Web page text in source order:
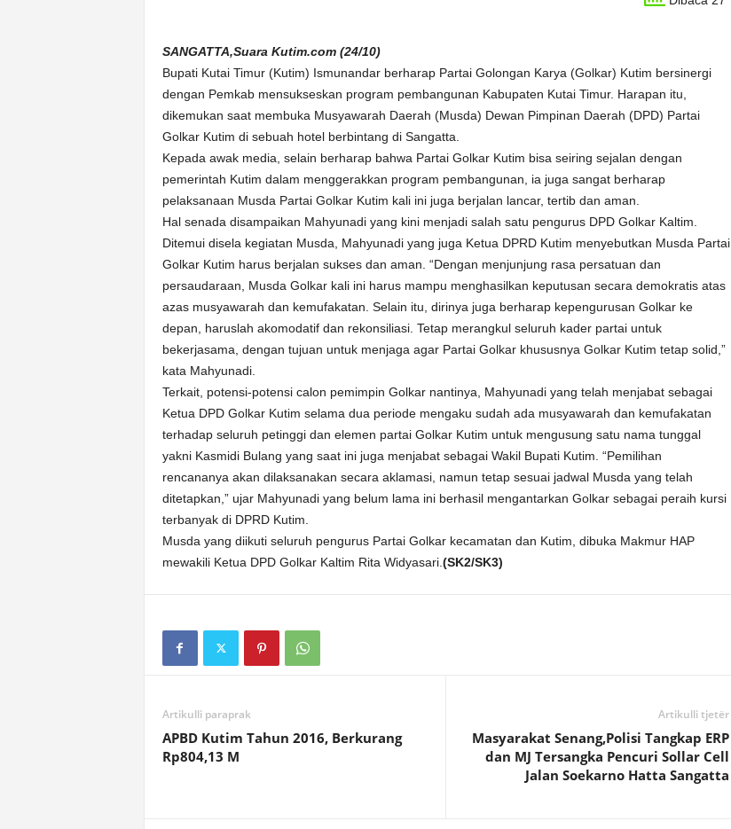
SANGATTA,Suara Kutim.com (24/10)
Bupati Kutai Timur (Kutim) Ismunandar berharap Partai Golongan Karya (Golkar) Kutim bersinergi
dengan Pemkab mensukseskan program pembangunan Kabupaten Kutai Timur. Harapan itu,
dikemukan saat membuka Musyawarah Daerah (Musda) Dewan Pimpinan Daerah (DPD) Partai
Golkar Kutim di sebuah hotel berbintang di Sangatta.
Kepada awak media, selain berharap bahwa Partai Golkar Kutim bisa seiring sejalan dengan
pemerintah Kutim dalam menggerakkan program pembangunan, ia juga sangat berharap
pelaksanaan Musda Partai Golkar Kutim kali ini juga berjalan lancar, tertib dan aman.
Hal senada disampaikan Mahyunadi yang kini menjadi salah satu pengurus DPD Golkar Kaltim.
Ditemui disela kegiatan Musda, Mahyunadi yang juga Ketua DPRD Kutim menyebutkan Musda Partai
Golkar Kutim harus berjalan sukses dan aman. “Dengan menjunjung rasa persatuan dan
persaudaraan, Musda Golkar kali ini harus mampu menghasilkan keputusan secara demokratis atas
azas musyawarah dan kemufakatan. Selain itu, dirinya juga berharap kepengurusan Golkar ke
depan, haruslah akomodatif dan rekonsiliasi. Tetap merangkul seluruh kader partai untuk
bekerjasama, dengan tujuan untuk menjaga agar Partai Golkar khususnya Golkar Kutim tetap solid,”
kata Mahyunadi.
Terkait, potensi-potensi calon pemimpin Golkar nantinya, Mahyunadi yang telah menjabat sebagai
Ketua DPD Golkar Kutim selama dua periode mengaku sudah ada musyawarah dan kemufakatan
terhadap seluruh petinggi dan elemen partai Golkar Kutim untuk mengusung satu nama tunggal
yakni Kasmidi Bulang yang saat ini juga menjabat sebagai Wakil Bupati Kutim. “Pemilihan
rencananya akan dilaksanakan secara aklamasi, namun tetap sesuai jadwal Musda yang telah
ditetapkan,” ujar Mahyunadi yang belum lama ini berhasil mengantarkan Golkar sebagai peraih kursi
terbanyak di DPRD Kutim.
Musda yang diikuti seluruh pengurus Partai Golkar kecamatan dan Kutim, dibuka Makmur HAP
mewakili Ketua DPD Golkar Kaltim Rita Widyasari. (SK2/SK3)
Artikulli paraprak
APBD Kutim Tahun 2016, Berkurang
Rp804,13 M
Artikulli tjetër
Masyarakat Senang,Polisi Tangkap ERP
dan MJ Tersangka Pencuri Sollar Cell
Jalan Soekarno Hatta Sangatta